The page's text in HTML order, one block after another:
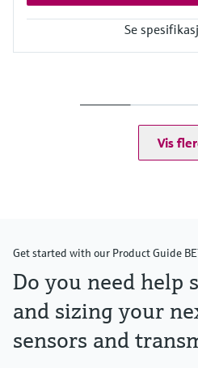
Se
Vis
Get started with our Product Guide
Do you need help
and sizing your
sensors and